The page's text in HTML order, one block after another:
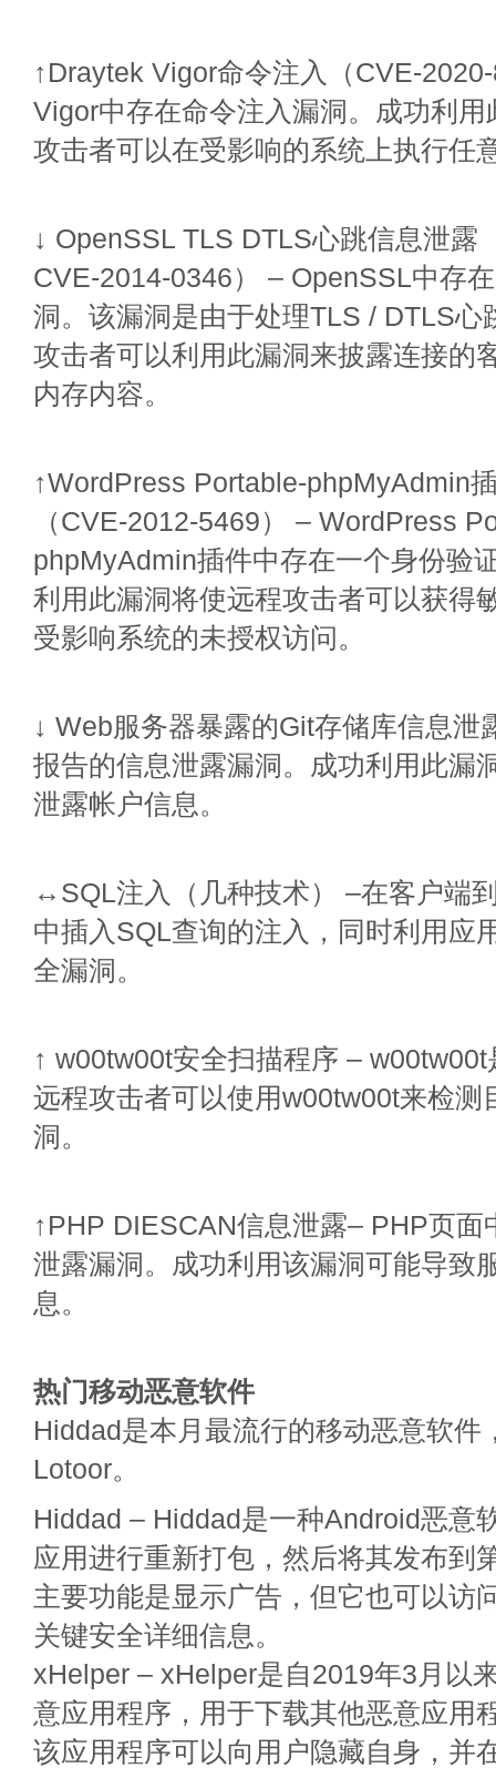
↑Draytek Vigor命令注入（CVE-
Vigor中存在命令注入漏洞。成功利
攻击者可以在受影响的系统上执行任
↓ OpenSSL TLS DTLS心跳信息泄露
CVE-2014-0346） – OpenSSL中存
洞。该漏洞是由于处理TLS / DTLS心
攻击者可以利用此漏洞来披露连接的
内存内容。
↑WordPress Portable-phpMyAdmin
（CVE-2012-5469） – WordPress
phpMyAdmin插件中存在一个身份验
利用此漏洞将使远程攻击者可以获得
受影响系统的未授权访问。
↓ Web服务器暴露的Git存储库信息泄
报告的信息泄露漏洞。成功利用此漏
泄露帐户信息。
↔SQL注入（几种技术） –在客户端
中插入SQL查询的注入，同时利用应
全漏洞。
↑ w00tw00t安全扫描程序 –
远程攻击者可以使用w00tw00t来检测
洞。
↑PHP DIESCAN信息泄露– PHP页面
泄露漏洞。成功利用该漏洞可能导致
息。
热门移动恶意软件
Hiddad是本月最流行的移动恶意软件
Lotoor。
Hiddad – Hiddad是一种Android恶意
应用进行重新打包，然后将其发布到
主要功能是显示广告，但它也可以访
关键安全详细信息。
xHelper – xHelper是自2019年3月以
意应用程序，用于下载其他恶意应用
该应用程序可以向用户隐藏自身，并